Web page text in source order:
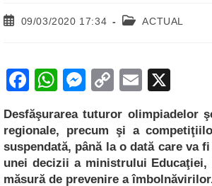
Post09/03/2020 17:34
PostACTUAL
F
a
c
e
b
W
at
s
A
M
ss
e
n
C
p
y
Li
E
ail
Desfăşurarea tuturor olimpiadelor
regionale, precum şi a
suspendată, până la o dată care va
unei decizii a ministrului Educaţiei,
măsură de prevenire a